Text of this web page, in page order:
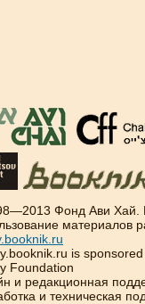
Фонд Ави Хай.
материалов
is
Foundation
и редакционная
и техническая